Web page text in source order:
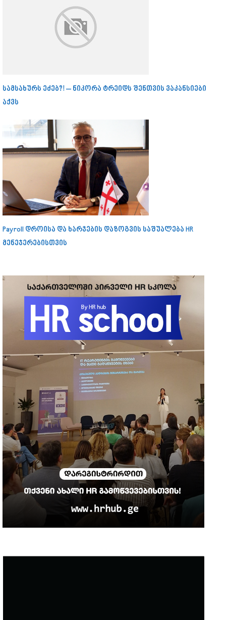
სამსახურს ეძებ?! – ნიკორა ტრეიდს შენთვის ვაკანსიები
აქვს
Payroll დროისა და ხარჯების დაზოგვის საშუალება HR
მენეჯერებისთვის